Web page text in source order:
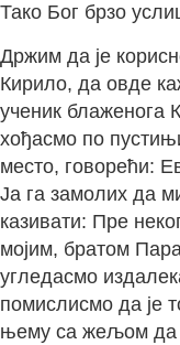
Тако Бог брзо
Држим да је
Кирило, да овде
ученик блаженога
хођасмо по
место, говорећи:
Ја га замолих да
казивати: Пре
мојим, братом
угледасмо
помислисмо да је
њему са жељом да